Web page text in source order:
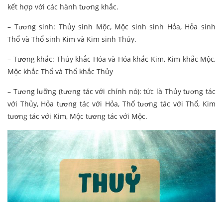
kết hợp với các hành tương khắc.
– Tương sinh: Thủy sinh Mộc, Mộc sinh sinh Hỏa, Hỏa sinh
Thổ và Thổ sinh Kim và Kim sinh Thủy.
– Tương khắc: Thủy khắc Hỏa và Hỏa khắc Kim, Kim khắc Mộc,
Mộc khắc Thổ và Thổ khắc Thủy
– Tương lưỡng (tương tác với chính nó): tức là Thủy tương tác
với Thủy, Hỏa tương tác với Hỏa, Thổ tương tác với Thổ, Kim
tương tác với Kim, Mộc tương tác với Mộc.